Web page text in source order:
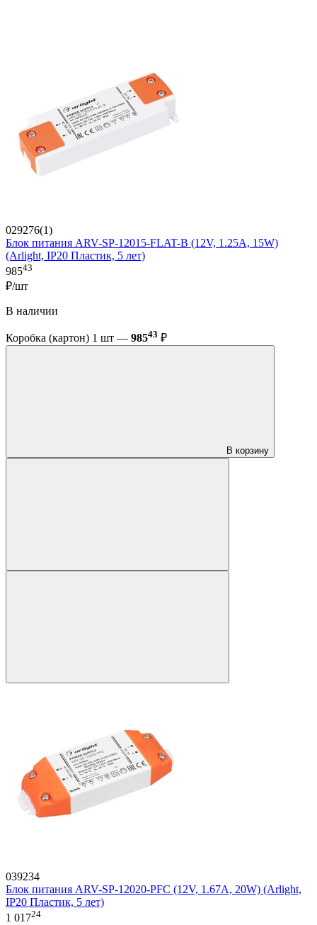
029276(1)
Блок питания ARV-SP-12015-FLAT-B (12V, 1.25A, 15W)
(Arlight, IP20 Пластик, 5 лет)
98543
₽/шт
В наличии
Коробка (картон) 1 шт — 98543 ₽
В корзину
039234
Блок питания ARV-SP-12020-PFC (12V, 1.67A, 20W) (Arlight,
IP20 Пластик, 5 лет)
1 01724